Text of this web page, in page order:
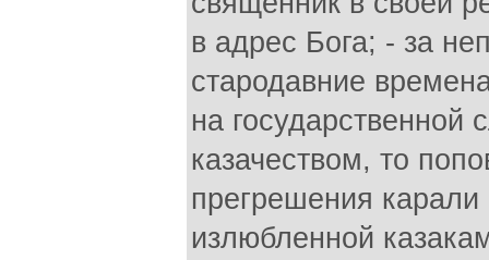
в адрес Бога; - за
стародавние
на
казачеством, то
прегрешения
излюбленной